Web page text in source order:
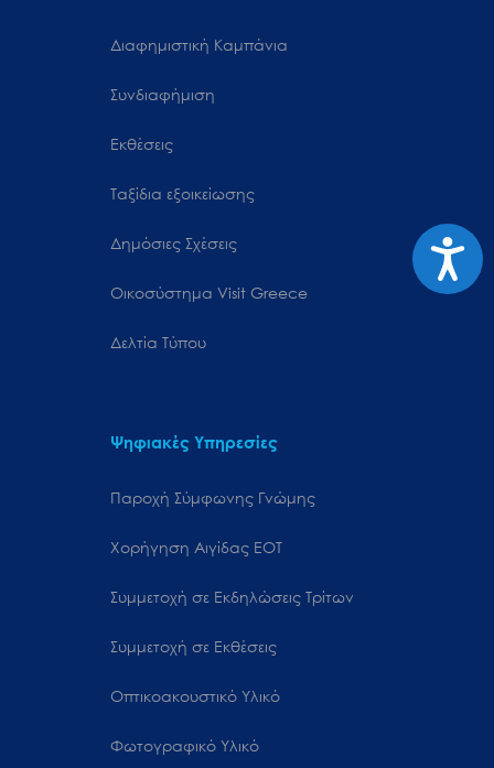
Διαφημιστική Καμπάνια
Συνδιαφήμιση
Εκθέσεις
Ταξίδια εξοικείωσης
Δημόσιες Σχέσεις
Oικοσύστημα Visit Greece
Δελτία Τύπου
Ψηφιακές Υπηρεσίες
Παροχή Σύμφωνης Γνώμης
Χορήγηση Αιγίδας ΕΟΤ
Συμμετοχή σε Εκδηλώσεις Τρίτων
Συμμετοχή σε Εκθέσεις
Οπτικοακουστικό Υλικό
Φωτογραφικό Υλικό